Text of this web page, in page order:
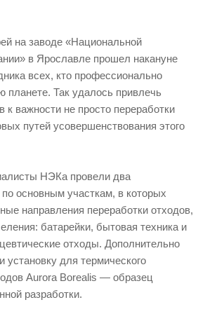
на утилизацию»
продукции
на заводе «Национальной
в Ярославле прошел накануне
всех, кто профессионально
планете. Так удалось привлечь
к важности не просто переработки
путей усовершенствования этого
НЭКа провели два
основным участкам, в которых
направления переработки отходов,
батарейки, бытовая техника и
отходы. Дополнительно
установку для термического
Aurora Borealis — образец
разработки.